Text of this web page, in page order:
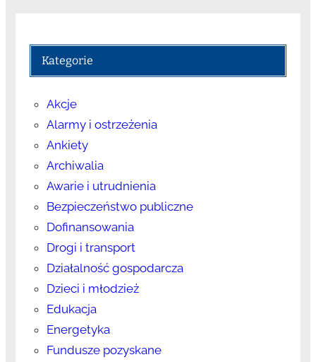
Kategorie
Akcje
Alarmy i ostrzeżenia
Ankiety
Archiwalia
Awarie i utrudnienia
Bezpieczeństwo publiczne
Dofinansowania
Drogi i transport
Działalność gospodarcza
Dzieci i młodzież
Edukacja
Energetyka
Fundusze pozyskane